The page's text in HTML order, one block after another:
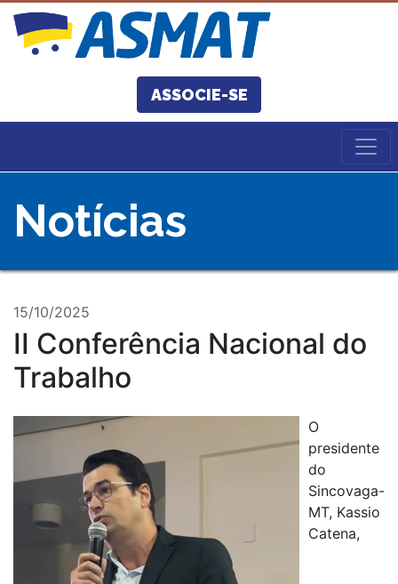
ASSOCIE-SE
Notícias
15/10/2025
II Conferência Nacional do
Trabalho
O
presidente
do
Sincovaga-
MT, Kassio
Catena,